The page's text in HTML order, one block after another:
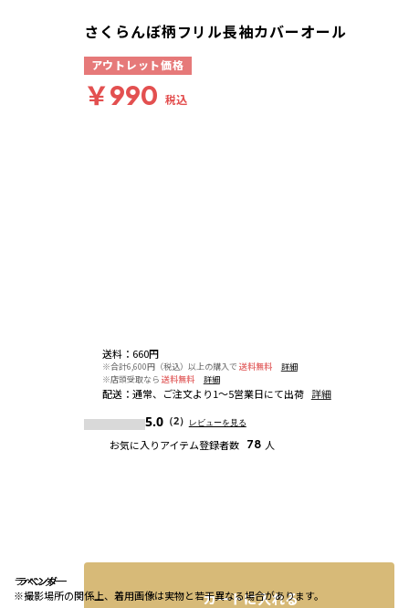
ラベンダー
※撮影場所の関係上、着用画像は実物と若干異なる場合があります。
ラベンダー
ラベンダー
送料： 660円
※合計6,600円（税込）以上の購入で 送料無料
詳細
※店頭受取なら 送料無料 詳細
配送： 通常、ご注文より1～5営業日にて出荷 詳細
5.0（2） レビューを見る
お気に入りアイテム登録者数 78 人
さくらんぼ柄フリル長袖カバーオール
アウトレット価格
￥990 税込
カートに入れる